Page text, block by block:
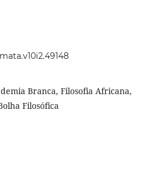
Branca, Filosofia Africana,
Filosófica